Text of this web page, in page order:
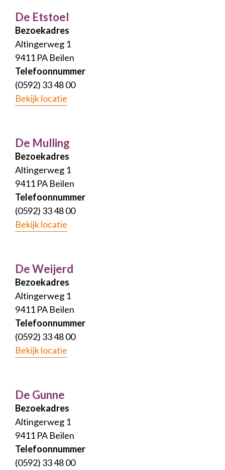
De Etstoel
Bezoekadres
Altingerweg 1
9411 PA Beilen
Telefoonnummer
(0592) 33 48 00
Bekijk locatie
De Mulling
Bezoekadres
Altingerweg 1
9411 PA Beilen
Telefoonnummer
(0592) 33 48 00
Bekijk locatie
De Weijerd
Bezoekadres
Altingerweg 1
9411 PA Beilen
Telefoonnummer
(0592) 33 48 00
Bekijk locatie
De Gunne
Bezoekadres
Altingerweg 1
9411 PA Beilen
Telefoonnummer
(0592) 33 48 00